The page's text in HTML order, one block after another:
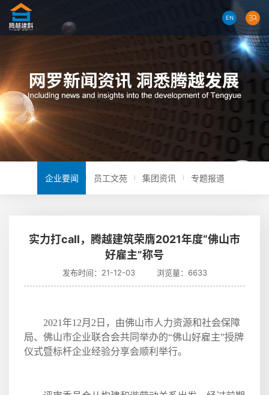
EN
企业要闻 员工文苑 集团资讯 专题报道
实力打call，腾越建筑荣膺2021年度“佛山市
好雇主”称号
发布时间：21-12-03 浏览量：6633
2021年12月 2 日，由佛山市人力资源和社会保障
局、佛山市企业联合会共同举办的“佛山好雇主”授牌
仪式暨标杆企业经验分享会顺利举行。